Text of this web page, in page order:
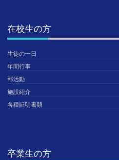
在校生の方
生徒の一日
年間行事
部活動
施設紹介
各種証明書類
卒業生の方